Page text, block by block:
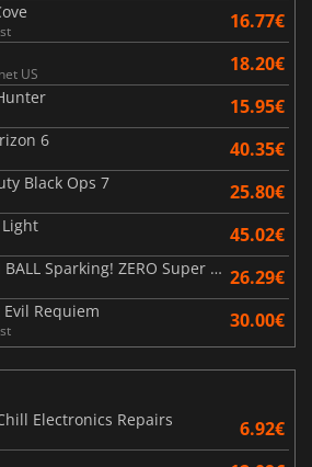
16.77€
US 18.20€
15.95€
6 40.35€
Black Ops 7 25.80€
45.02€
DRAGON BALL Sparking! ZERO Super Limit Breaking NEO 26.29€
Requiem 30.00€
Electronics Repairs
6.92€